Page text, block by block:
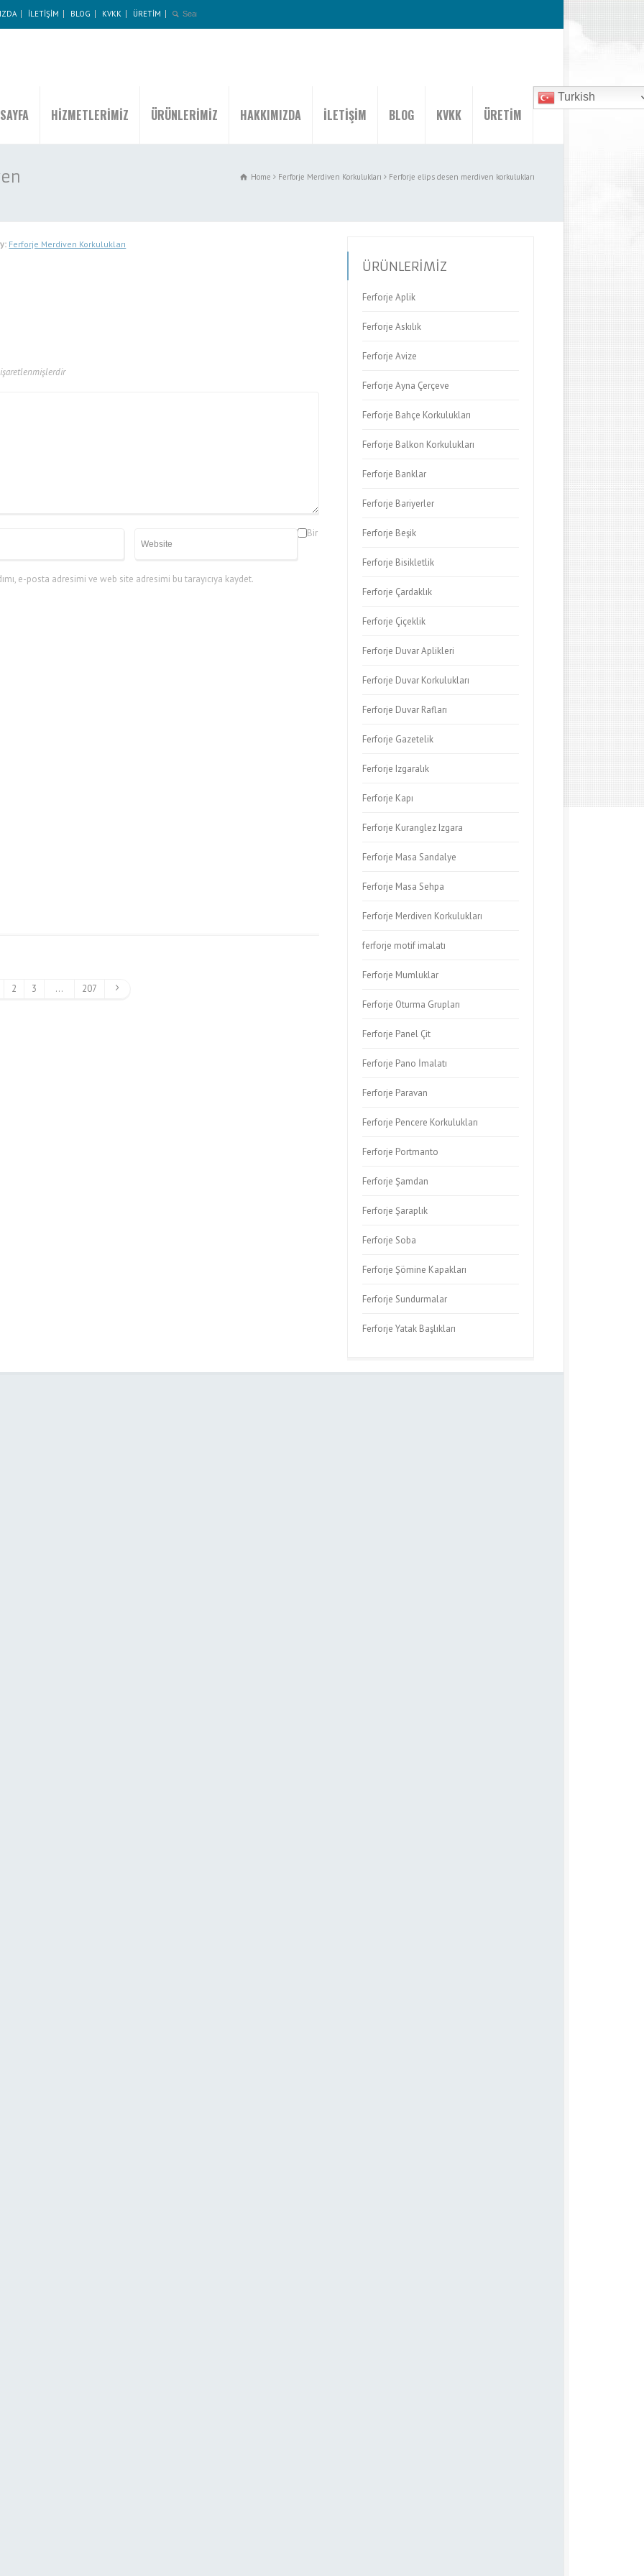
İLETİŞİM BLOG KVKK ÜRETİM
HİZMETLERİMİZ ÜRÜNLERİMİZ HAKKIMIZDA İLETİŞİM BLOG KVKK ÜRETİM
Turkish
Home Ferforje Merdiven Korkulukları Ferforje elips desen merdiven korkulukları
Ferforje Merdiven Korkulukları
Bir
e-posta adresimi ve web site adresimi bu tarayıcıya kaydet.
2 3 … 207
ÜRÜNLERİMİZ
Ferforje Aplik
Ferforje Askılık
Ferforje Avize
Ferforje Ayna Çerçeve
Ferforje Bahçe Korkulukları
Ferforje Balkon Korkulukları
Ferforje Banklar
Ferforje Bariyerler
Ferforje Beşik
Ferforje Bisikletlik
Ferforje Çardaklık
Ferforje Çiçeklik
Ferforje Duvar Aplikleri
Ferforje Duvar Korkulukları
Ferforje Duvar Rafları
Ferforje Gazetelik
Ferforje Izgaralık
Ferforje Kapı
Ferforje Kuranglez Izgara
Ferforje Masa Sandalye
Ferforje Masa Sehpa
Ferforje Merdiven Korkulukları
ferforje motif imalatı
Ferforje Mumluklar
Ferforje Oturma Grupları
Ferforje Panel Çit
Ferforje Pano İmalatı
Ferforje Paravan
Ferforje Pencere Korkulukları
Ferforje Portmanto
Ferforje Şamdan
Ferforje Şaraplık
Ferforje Soba
Ferforje Şömine Kapakları
Ferforje Sundurmalar
Ferforje Yatak Başlıkları